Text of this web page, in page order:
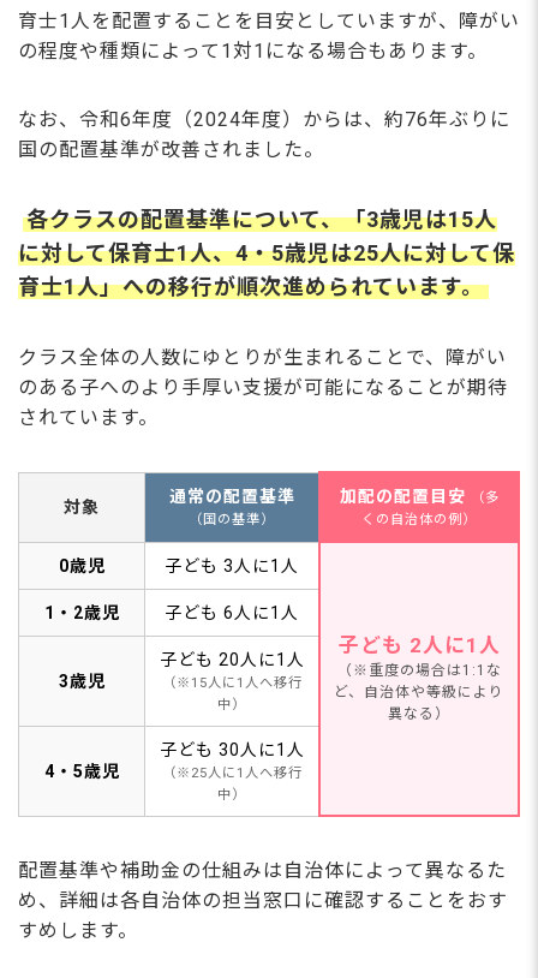
育士1人を配置することを目安としていますが、障がい
の程度や種類によって1対1になる場合もあります。
なお、令和6年度（2024年度）からは、約76年ぶりに
国の配置基準が改善されました。
各クラスの配置基準について、「3歳児は15人
に対して保育士1人、4・5歳児は25人に対して保
育士1人」への移行が順次進められています。
クラス全体の人数にゆとりが生まれることで、障がい
のある子へのより手厚い支援が可能になることが期待
されています。
対象
通常の配置基準
（国の基準）
加配の配置目安
（多
くの自治体の例）
0歳児 子ども 3人に1人
子ども 2人に1人
（※重度の場合は1:1な
ど、自治体や等級により
異なる）
1・2歳児 子ども 6人に1人
3歳児
子ども 20人に1人
（※15人に1人へ移行
中）
4・5歳児
子ども 30人に1人
（※25人に1人へ移行
中）
配置基準や補助金の仕組みは自治体によって異なるた
め、詳細は各自治体の担当窓口に確認することをおす
すめします。